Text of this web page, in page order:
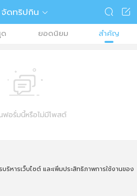
จัดทริปกิน  

ยอดนิยม สำคัญ

ฟอรั่มนี้หรือไม่มีโพสต์
ริหารเว็บไซต์ และเพิ่มประสิทธิภาพการใช้งานของ